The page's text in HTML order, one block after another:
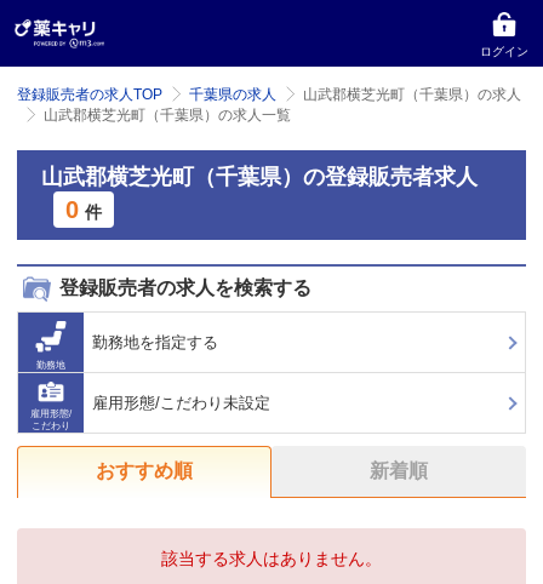
ログイン
登録販売者の求人TOP 千葉県の求人
山武郡横芝光町（千葉県）の求人
山武郡横芝光町（千葉県）の求人一覧
山武郡横芝光町（千葉県）の登録販売者求人
0 件
登録販売者の求人を検索する
勤務地
勤務地を指定する
雇用形態/
こだわり
雇用形態/こだわり未設定
おすすめ順 新着順
該当する求人はありません。